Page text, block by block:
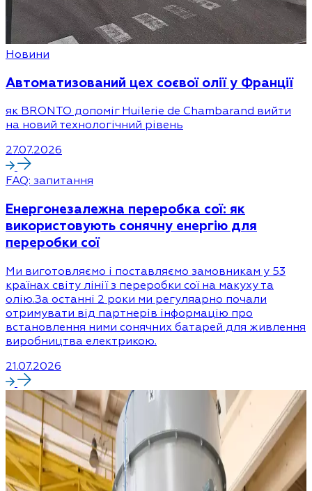
Новини
Автоматизований цех соєвої олії у Франції
як BRONTO допоміг Huilerie de Chambarand вийти
на новий технологічний рівень
27.07.2026
FAQ: запитання
Енергонезалежна переробка сої: як
використовують сонячну енергію для
переробки сої
Ми виготовляємо і поставляємо замовникам у 53
країнах світу лінії з переробки сої на макуху та
олію.За останні 2 роки ми регуляарно почали
отримувати від партнерів інформацію про
встановлення ними сонячних батарей для живлення
виробництва електрикою.
21.07.2026